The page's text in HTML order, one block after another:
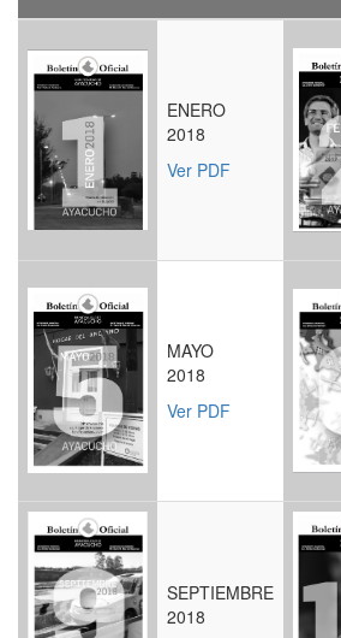
ENERO
2018
Ver PDF
MAYO
2018
Ver PDF
SEPTIEMBRE
2018